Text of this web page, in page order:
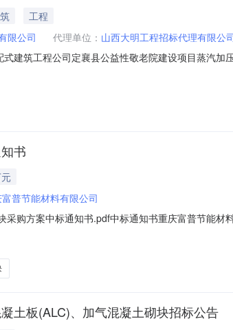
工程
限公司 代理单位： 山西大明工程招标代理有限公
建筑工程公司定襄县公益性敬老院建设项目蒸汽
单位自筹，现公开邀请供应商参加询比采购活动。
书
普节能材料有限公司
采购方案中标通知书.pdf中标通知书重庆富普节能
投标承诺书携带相关手续，与我公司大渡口学校项
土板(ALC)、加气混凝土砌块招标公告